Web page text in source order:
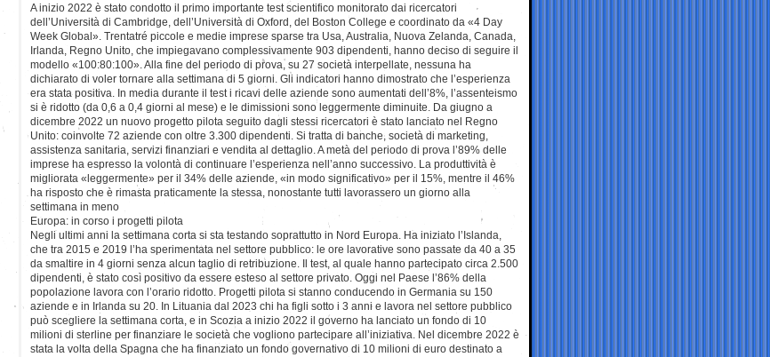
A inizio 2022 è stato condotto il primo importante test scientifico monitorato dai ricercatori
dell’Università di Cambridge, dell’Università di Oxford, del Boston College e coordinato da «4 Day
Week Global». Trentatré piccole e medie imprese sparse tra Usa, Australia, Nuova Zelanda, Canada,
Irlanda, Regno Unito, che impiegavano complessivamente 903 dipendenti, hanno deciso di seguire il
modello «100:80:100». Alla fine del periodo di prova, su 27 società interpellate, nessuna ha
dichiarato di voler tornare alla settimana di 5 giorni. Gli indicatori hanno dimostrato che l’esperienza
era stata positiva. In media durante il test i ricavi delle aziende sono aumentati dell’8%, l’assenteismo
si è ridotto (da 0,6 a 0,4 giorni al mese) e le dimissioni sono leggermente diminuite. Da giugno a
dicembre 2022 un nuovo progetto pilota seguito dagli stessi ricercatori è stato lanciato nel Regno
Unito: coinvolte 72 aziende con oltre 3.300 dipendenti. Si tratta di banche, società di marketing,
assistenza sanitaria, servizi finanziari e vendita al dettaglio. A metà del periodo di prova l’89% delle
imprese ha espresso la volontà di continuare l’esperienza nell’anno successivo. La produttività è
migliorata «leggermente» per il 34% delle aziende, «in modo significativo» per il 15%, mentre il 46%
ha risposto che è rimasta praticamente la stessa, nonostante tutti lavorassero un giorno alla
settimana in meno
Europa: in corso i progetti pilota
Negli ultimi anni la settimana corta si sta testando soprattutto in Nord Europa. Ha iniziato l’Islanda,
che tra 2015 e 2019 l’ha sperimentata nel settore pubblico: le ore lavorative sono passate da 40 a 35
da smaltire in 4 giorni senza alcun taglio di retribuzione. Il test, al quale hanno partecipato circa 2.500
dipendenti, è stato così positivo da essere esteso al settore privato. Oggi nel Paese l’86% della
popolazione lavora con l’orario ridotto. Progetti pilota si stanno conducendo in Germania su 150
aziende e in Irlanda su 20. In Lituania dal 2023 chi ha figli sotto i 3 anni e lavora nel settore pubblico
può scegliere la settimana corta, e in Scozia a inizio 2022 il governo ha lanciato un fondo di 10
milioni di sterline per finanziare le società che vogliono partecipare all’iniziativa. Nel dicembre 2022 è
stata la volta della Spagna che ha finanziato un fondo governativo di 10 milioni di euro destinato a